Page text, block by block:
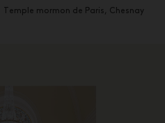
Temple mormon de Paris, Chesnay